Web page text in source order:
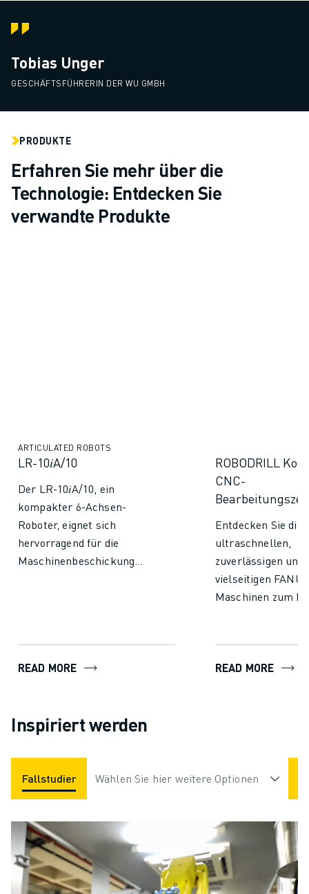
Tobias Unger
GESCHÄFTSFÜHRERIN DER WU GMBH
PRODUKTE
Erfahren Sie mehr über die
Technologie: Entdecken Sie
verwandte Produkte
ARTICULATED ROBOTS
LR-10𝑖A/10
Der LR-10𝑖A/10, ein
kompakter 6-Achsen-
Roboter, eignet sich
hervorragend für die
Maschinenbeschickung
perfekt für Einrichtungen
entlädt geschickt Teile in
einem Gewicht von nur 46
kg kann er am Boden
montiert, umgedreht oder
positioniert werden.
Darüber hinaus ermöglicht
die mühelose Integration
mit FTS oder anderen
READ MORE
ROBODRILL
CNC-
Entdecken Sie die
ultraschnellen,
zuverlässigen und
vielseitigen
Maschinen zum
READ MORE
Inspiriert werden
Fallstudien Anwendungen
Wählen Sie hier weitere Optionen